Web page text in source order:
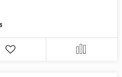
ECO Parquet